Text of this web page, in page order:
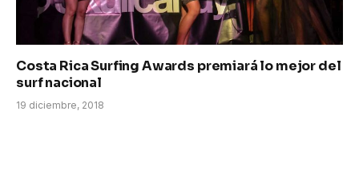
Costa Rica Surfing Awards premiará lo mejor del
surf nacional
19 diciembre, 2018